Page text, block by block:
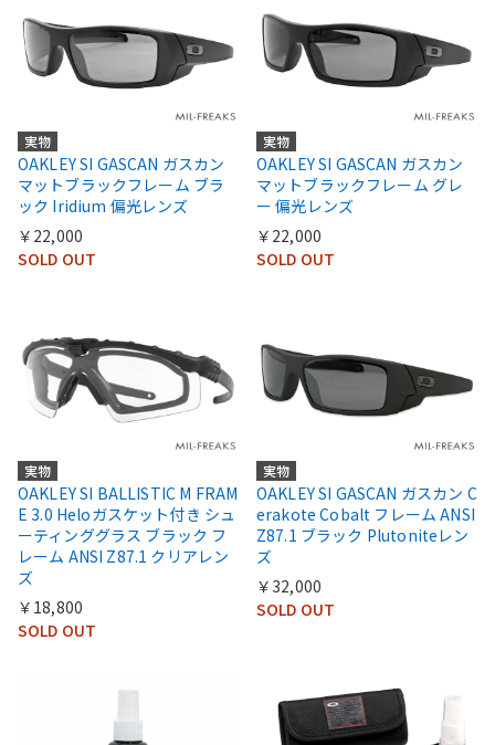
実物
OAKLEY SI GASCAN ガスカン
マットブラックフレーム ブラ
ック Iridium 偏光レンズ
￥22,000
SOLD OUT
実物
OAKLEY SI GASCAN ガスカン
マットブラックフレーム グレ
ー 偏光レンズ
￥22,000
SOLD OUT
実物
OAKLEY SI BALLISTIC M FRAM
E 3.0 Heloガスケット付き シュ
ーティンググラス ブラック フ
レーム ANSI Z87.1 クリアレン
ズ
￥18,800
SOLD OUT
実物
OAKLEY SI GASCAN ガスカン C
erakote Cobalt フレーム ANSI
Z87.1 ブラック Plutoniteレン
ズ
￥32,000
SOLD OUT